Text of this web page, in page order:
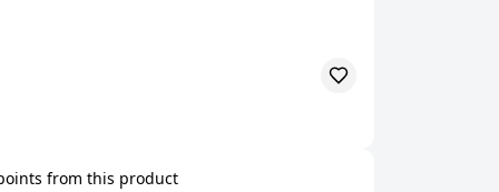
from this product